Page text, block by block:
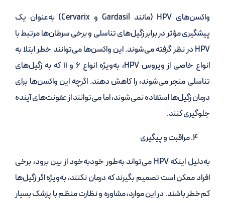
واکسن‌های HPV (مانند Gardasil و Cervarix) به‌عنوان یک
پیشگیری مؤثر در برابر زگیل‌های تناسلی و برخی سرطان‌ها مرتبط با
HPV در نظر گرفته می‌شوند. این واکسن‌ها می‌توانند خطر ابتلا به
انواع خاصی از ویروس HPV، به‌ویژه انواع ۶ و ۱۱ که به زگیل‌های
تناسلی منجر می‌شوند، را کاهش دهند. اگرچه این واکسن‌ها برای
درمان زگیل‌ها استفاده نمی‌شوند، اما می‌توانند از عفونت‌های آینده
جلوگیری کنند.
مراقبت و پیگیری
به‌دلیل اینکه HPV می‌تواند به‌طور خودبه‌خود از بین برود، برخی
افراد ممکن است تصمیم بگیرند که درمان نکنند، به‌ویژه اگر زگیل‌ها
کم‌خطر باشند. در این موارد، مشاوره و نظارت منظم با پزشک بسیار